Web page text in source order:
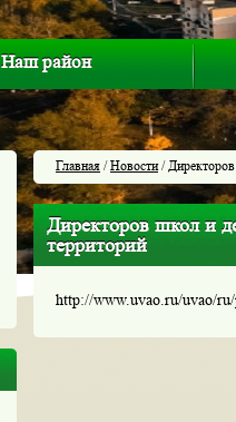
Наш район
Главная /Новости/ Директоров
Директоров школ и
территорий
http://www.uvao.ru/uvao/ru/